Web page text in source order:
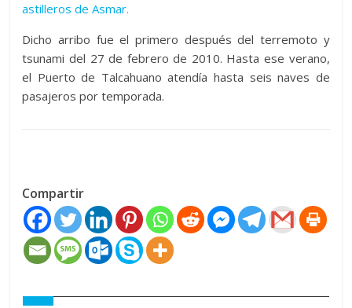
astilleros de Asmar.
Dicho arribo fue el primero después del terremoto y
tsunami del 27 de febrero de 2010. Hasta ese verano,
el Puerto de Talcahuano atendía hasta seis naves de
pasajeros por temporada.
Compartir